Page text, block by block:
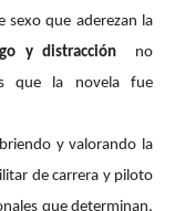
sexo que aderezan la
y distracción
no
que la novela fue
y valorando la
de carrera y piloto
que determinan,